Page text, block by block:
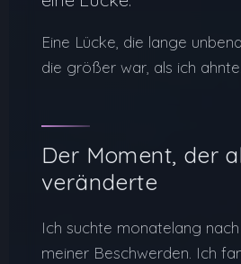
Eine Lücke, die lange
die größer war, als ich ahnte.
Der Moment, der
veränderte
Ich suchte monatelang
meiner Beschwerden. Ich